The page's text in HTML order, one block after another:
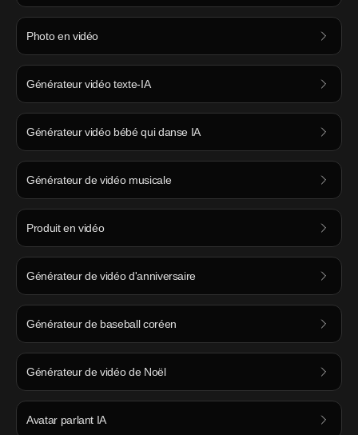
Photo en vidéo
Générateur vidéo texte-IA
Générateur vidéo bébé qui danse IA
Générateur de vidéo musicale
Produit en vidéo
Générateur de vidéo d'anniversaire
Générateur de baseball coréen
Générateur de vidéo de Noël
Avatar parlant IA